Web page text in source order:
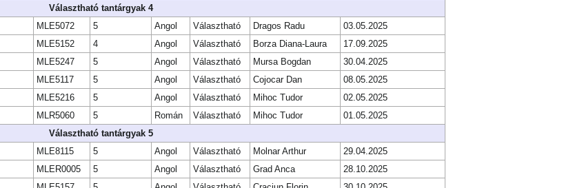
Választható tantárgyak 4
MLE5072 5 Angol Választható Dragos Radu
03.05.2025
MLE5152 4 Angol Választható Borza Diana-Laura
17.09.2025
MLE5247 5 Angol Választható Mursa Bogdan
30.04.2025
MLE5117 5 Angol Választható Cojocar Dan
08.05.2025
MLE5216 5 Angol Választható Mihoc Tudor
02.05.2025
MLR5060 5 Román Választható Mihoc Tudor
01.05.2025
Választható tantárgyak 5
MLE8115 5 Angol Választható Molnar Arthur
29.04.2025
MLER0005 5 Angol Választható Grad Anca
28.10.2025